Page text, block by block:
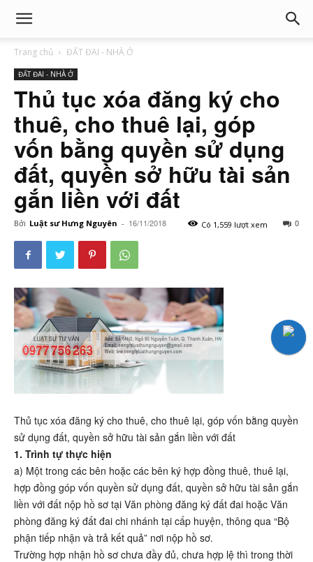
Trang chủ ĐẤT ĐAI - NHÀ Ở
ĐẤT ĐAI - NHÀ Ở
Thủ tục xóa đăng ký cho
thuê, cho thuê lại, góp
vốn bằng quyền sử dụng
đất, quyền sở hữu tài sản
gắn liền với đất
Bởi Luật sư Hưng Nguyên - 16/11/2018 0
Có 1,559 lượt xem
Thủ tục xóa đăng ký cho thuê, cho thuê lại, góp vốn bằng quyền
sử dụng đất, quyền sở hữu tài sản gắn liền với đất
1. Trình tự thực hiện
a) Một trong các bên hoặc các bên ký hợp đồng thuê, thuê lại,
hợp đồng góp vốn quyền sử dụng đất, quyền sở hữu tài sản gắn
liền với đất nộp hồ sơ tại Văn phòng đăng ký đất đai hoặc Văn
phòng đăng ký đất đai chi nhánh tại cấp huyện, thông qua “Bộ
phận tiếp nhận và trả kết quả” nơi nộp hồ sơ.
Trường hợp nhận hồ sơ chưa đầy đủ, chưa hợp lệ thì trong thời